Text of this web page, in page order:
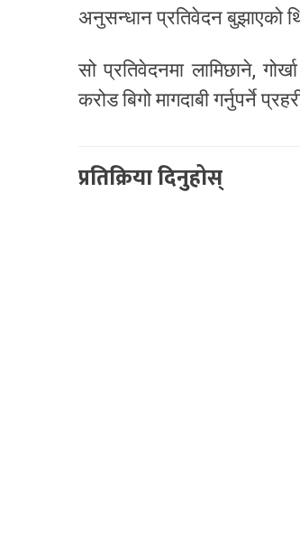
अनुसन्धान प्रतिवेदन बुझाएको
सो प्रतिवेदनमा लामिछाने,
करोड बिगो मागदाबी गर्नुपर्ने
प्रतिक्रिया दिनुहोस्